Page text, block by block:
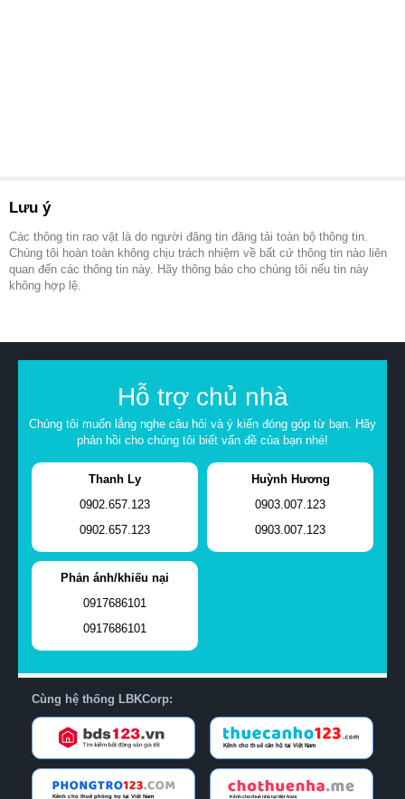
Lưu ý
Các thông tin rao vặt là do người đăng tin đăng tải toàn bộ thông tin.
Chúng tôi hoàn toàn không chịu trách nhiệm về bất cứ thông tin nào liên
quan đến các thông tin này. Hãy thông báo cho chúng tôi nếu tin này
không hợp lệ.
Hỗ trợ chủ nhà
Chúng tôi muốn lắng nghe câu hỏi và ý kiến đóng góp từ bạn. Hãy
phản hồi cho chúng tôi biết vấn đề của bạn nhé!
Thanh Ly
0902.657.123
0902.657.123
Huỳnh Hương
0903.007.123
0903.007.123
Phản ánh/khiếu nại
0917686101
0917686101
Cùng hệ thống LBKCorp: